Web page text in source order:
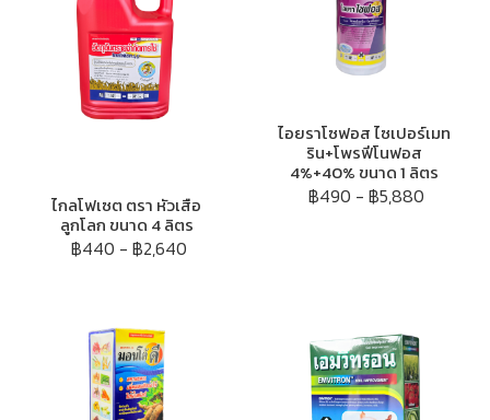
ไกลโฟเซต ตรา หัวเสือ
ลูกโลก ขนาด 4 ลิตร
฿440 - ฿2,640
ไอยราโซฟอส ไซเปอร์เมท
ริน+โพรฟีโนฟอส
4%+40% ขนาด 1 ลิตร
฿490 - ฿5,880